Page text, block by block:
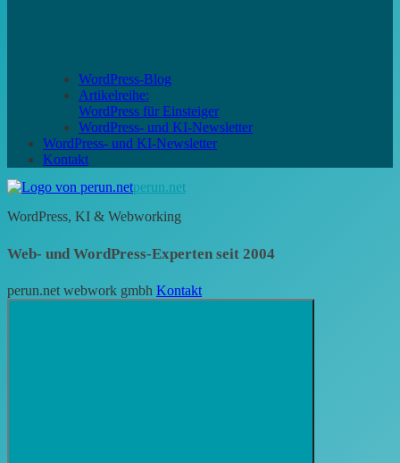
WordPress-Blog
Artikelreihe:
WordPress für Einsteiger
WordPress- und KI-Newsletter
WordPress- und KI-Newsletter
Kontakt
perun.net
WordPress, KI & Webworking
Web- und WordPress-Experten seit 2004
perun.net webwork gmbh Kontakt